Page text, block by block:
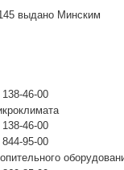
выдано Минским
46-00
46-00
95-00